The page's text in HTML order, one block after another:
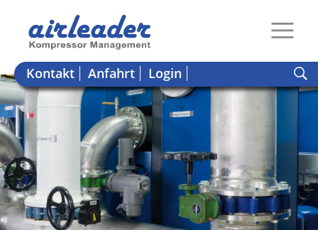
Kontakt Anfahrt Login